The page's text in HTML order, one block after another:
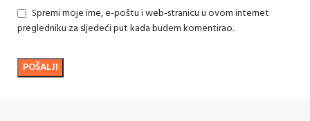
Spremi moje ime, e-poštu i web-stranicu u ovom internet
pregledniku za sljedeći put kada budem komentirao.